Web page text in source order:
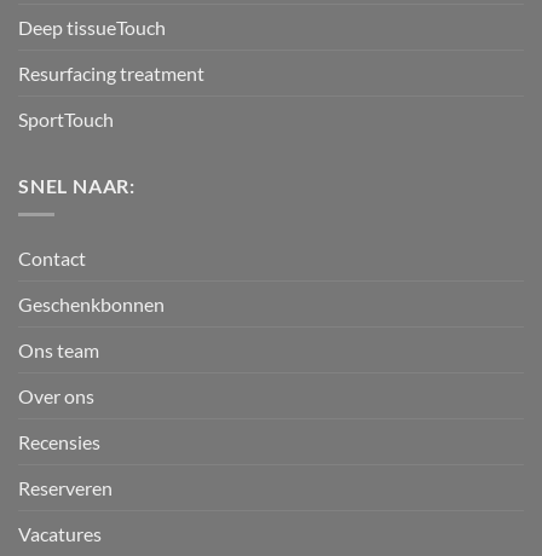
Deep tissueTouch
Resurfacing treatment
SportTouch
SNEL NAAR:
Contact
Geschenkbonnen
Ons team
Over ons
Recensies
Reserveren
Vacatures